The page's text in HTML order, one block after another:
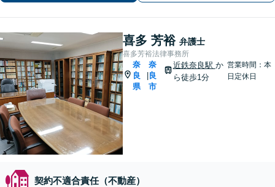
喜多 芳裕 弁護士
喜多芳裕法律事務所
奈
良
県
奈
良
市
近鉄奈良駅 か
ら徒歩1分
営業時間：本
日定休日
契約不適合責任（不動産）